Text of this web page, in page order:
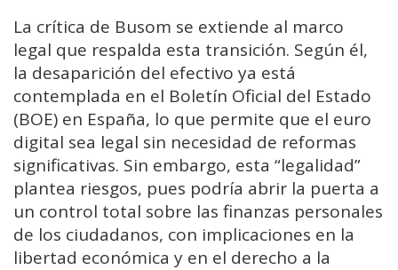
La crítica de Busom se extiende al marco
legal que respalda esta transición. Según él,
la desaparición del efectivo ya está
contemplada en el Boletín Oficial del Estado
(BOE) en España, lo que permite que el euro
digital sea legal sin necesidad de reformas
significativas. Sin embargo, esta “legalidad”
plantea riesgos, pues podría abrir la puerta a
un control total sobre las finanzas personales
de los ciudadanos, con implicaciones en la
libertad económica y en el derecho a la